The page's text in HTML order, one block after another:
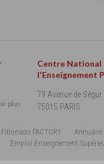
plus
Centre National
l'Enseignement
79 Avenue de Ségur
75015 PARIS
FACTORY
Annuaire
Emploi Enseignement